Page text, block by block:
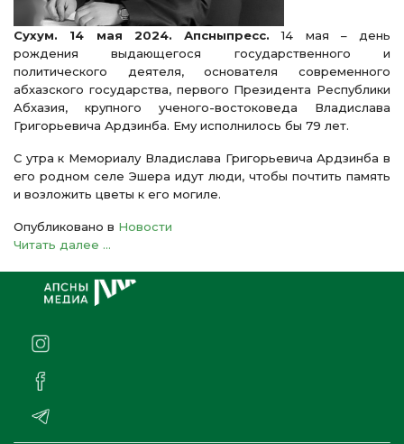
Сухум. 14 мая 2024. Апсныпресс. 14 мая – день
рождения выдающегося государственного и
политического деятеля, основателя современного
абхазского государства, первого Президента Республики
Абхазия, крупного ученого-востоковеда Владислава
Григорьевича Ардзинба. Ему исполнилось бы 79 лет.
С утра к Мемориалу Владислава Григорьевича Ардзинба в
его родном селе Эшера идут люди, чтобы почтить память
и возложить цветы к его могиле.
Опубликовано в Новости
Читать далее ...